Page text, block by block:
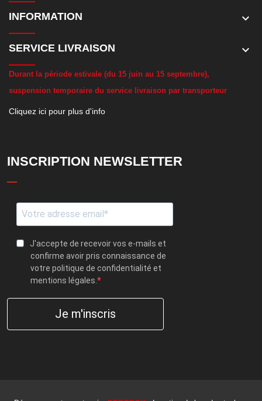
INFORMATION keyboard_arrow_down
SERVICE LIVRAISON keyboard_arrow_down
Durant la période estivale (du 15 juin au 15 septembre),
suspension temporaire du service livraison par transporteur
Cliquez ici pour plus d'info
INSCRIPTION NEWSLETTER
J'accepte de recevoir vos e-mails et
confirme avoir pris connaissance de
votre politique de confidentialité et
mentions légales.
Je m'inscris